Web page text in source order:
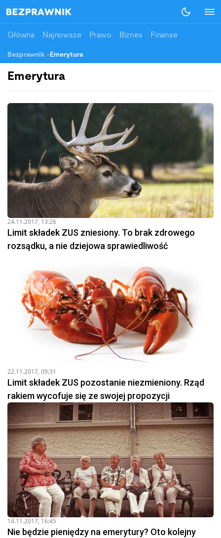
Główna Najnowsze Prawo Biznes Finanse
Bezprawnik - Emerytura
Emerytura
24.11.2017, 13:26
Limit składek ZUS zniesiony. To brak zdrowego
rozsądku, a nie dziejowa sprawiedliwość
22.11.2017, 09:31
Limit składek ZUS pozostanie niezmieniony. Rząd
rakiem wycofuje się ze swojej propozycji
14.11.2017, 16:45
Nie będzie pieniędzy na emerytury? Oto kolejny